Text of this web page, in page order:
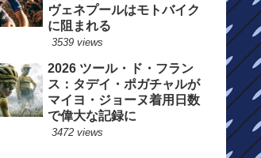
ヴェネプールはモトバイク
に阻まれる
3539 views
2026 ツール・ド・フラン
ス：タデイ・ポガチャルが
マイヨ・ジョーヌ着用日数
で偉大な記録に
3472 views